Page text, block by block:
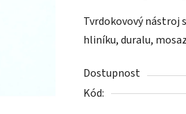
Tvrdokovový nástroj
hliníku, duralu,
Dostupnost
Kód: